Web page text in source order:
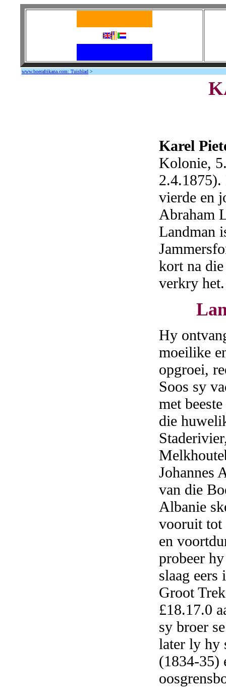
www.boerafrikana.com: Tuisblad >
Karel
Kolonie,
2.4.1875).
vierde en
Abraham
Landman
kort na
verkry het.
Hy
moeilike
opgroei,
Soos sy
met
die
Johannes
van die
Albanie
vooruit tot
en
probeer
slaag eers
Groot
£18.17.0
sy broer
later ly hy
(1834-35)